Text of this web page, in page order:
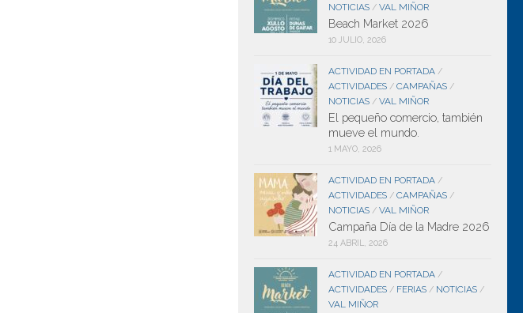
NOTICIAS / VAL MIÑOR
Beach Market 2026
10 JULIO, 2026
ACTIVIDAD EN PORTADA /
ACTIVIDADES / CAMPAÑAS /
NOTICIAS / VAL MIÑOR
El pequeño comercio, también
mueve el mundo.
1 MAYO, 2026
ACTIVIDAD EN PORTADA /
ACTIVIDADES / CAMPAÑAS /
NOTICIAS / VAL MIÑOR
Campaña Día de la Madre 2026
24 ABRIL, 2026
ACTIVIDAD EN PORTADA /
ACTIVIDADES / FERIAS / NOTICIAS /
VAL MIÑOR